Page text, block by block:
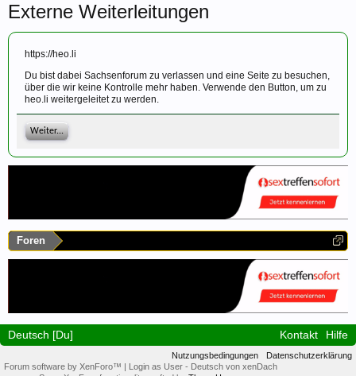
Externe Weiterleitungen
https://heo.li
Du bist dabei Sachsenforum zu verlassen und eine Seite zu besuchen,
über die wir keine Kontrolle mehr haben. Verwende den Button, um zu
heo.li weitergeleitet zu werden.
Weiter...
Foren
Deutsch [Du] Kontakt Hilfe
Nutzungsbedingungen
Datenschutzerklärung
Forum software by XenForo™ | Login as User - Deutsch von xenDach